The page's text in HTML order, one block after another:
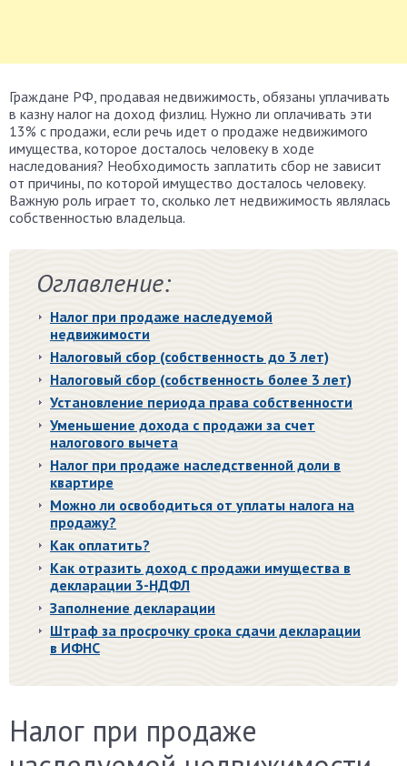
Граждане РФ, продавая недвижимость, обязаны уплачивать
в казну налог на доход физлиц. Нужно ли оплачивать эти
13% с продажи, если речь идет о продаже недвижимого
имущества, которое досталось человеку в ходе
наследования? Необходимость заплатить сбор не зависит
от причины, по которой имущество досталось человеку.
Важную роль играет то, сколько лет недвижимость являлась
собственностью владельца.
Оглавление:
Налог при продаже наследуемой
недвижимости
Налоговый сбор (собственность до 3 лет)
Налоговый сбор (собственность более 3 лет)
Установление периода права собственности
Уменьшение дохода с продажи за счет
налогового вычета
Налог при продаже наследственной доли в
квартире
Можно ли освободиться от уплаты налога на
продажу?
Как оплатить?
Как отразить доход с продажи имущества в
декларации 3-НДФЛ
Заполнение декларации
Штраф за просрочку срока сдачи декларации
в ИФНС
Налог при продаже